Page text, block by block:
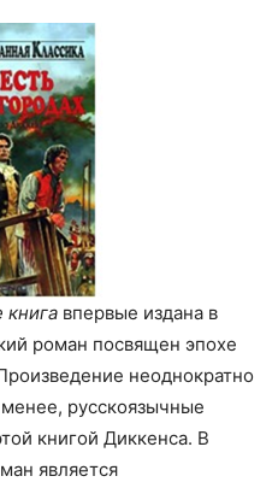
книга впервые издана в
роман посвящен эпохе
неоднократно
русскоязычные
книгой Диккенса. В
является